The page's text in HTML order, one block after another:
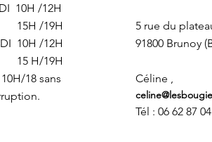
10H /12H
/19H
10H /12H
19H
18 sans
5 rue du
91800 Brunoy
Céline ,
Tél : 06 62 87